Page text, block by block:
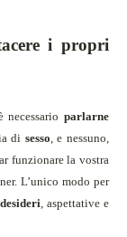
i propri
necessarioparlarne
di sesso,e nessuno,
funzionare la vostra
L’unico modo per
desideri, aspettative e